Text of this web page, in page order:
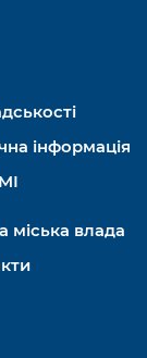
інформація
міська влада